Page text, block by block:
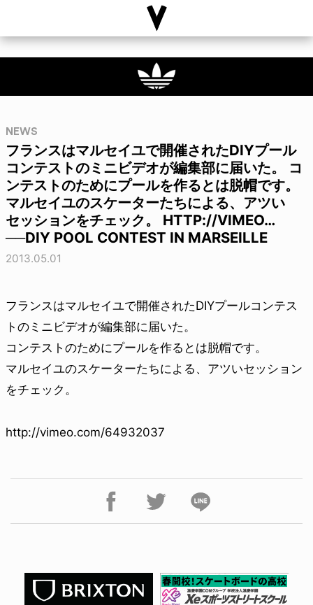
NEWS
フランスはマルセイユで開催されたDIYプール
コンテストのミニビデオが編集部に届いた。 コ
ンテストのためにプールを作るとは脱帽です。
マルセイユのスケーターたちによる、アツい
セッションをチェック。 HTTP://VIMEO…
──DIY POOL CONTEST IN MARSEILLE
2013.05.01
フランスはマルセイユで開催されたDIYプールコンテス
トのミニビデオが編集部に届いた。
コンテストのためにプールを作るとは脱帽です。
マルセイユのスケーターたちによる、アツいセッション
をチェック。
http://vimeo.com/64932037